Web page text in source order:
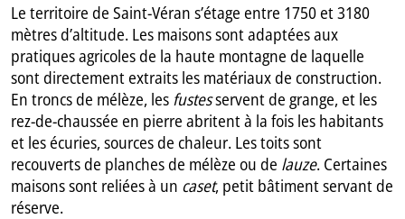
Le territoire de Saint-Véran s’étage entre 1750 et 3180
mètres d’altitude. Les maisons sont adaptées aux
pratiques agricoles de la haute montagne de laquelle
sont directement extraits les matériaux de construction.
En troncs de mélèze, les fustesservent de grange, et les
rez-de-chaussée en pierre abritent à la fois les habitants
et les écuries, sources de chaleur. Les toits sont
recouverts de planches de mélèze ou de lauze. Certaines
maisons sont reliées à un caset, petit bâtiment servant de
réserve.